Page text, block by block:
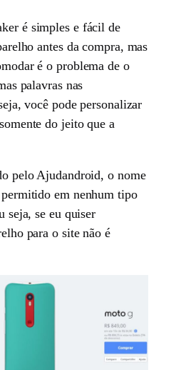
é simples e fácil de
antes da compra, mas
é o problema de o
palavras nas
você pode personalizar
do jeito que a
pelo Ajudandroid, o nome
em nenhum tipo
seja, se eu quiser
para o site não é